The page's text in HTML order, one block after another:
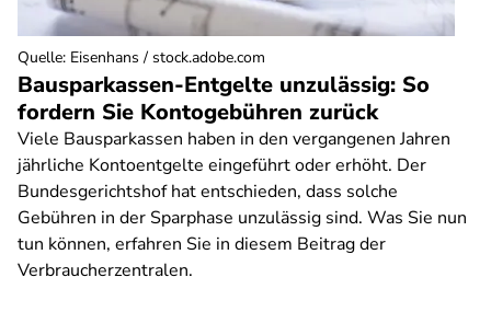
Bausparkassen-Entgelte unzulässig: So
fordern Sie Kontogebühren zurück
Viele Bausparkassen haben in den vergangenen Jahren
jährliche Kontoentgelte eingeführt oder erhöht. Der
Bundesgerichtshof hat entschieden, dass solche
Gebühren in der Sparphase unzulässig sind. Was Sie nun
tun können, erfahren Sie in diesem Beitrag der
Verbraucherzentralen.
Quelle: Eisenhans / stock.adobe.com